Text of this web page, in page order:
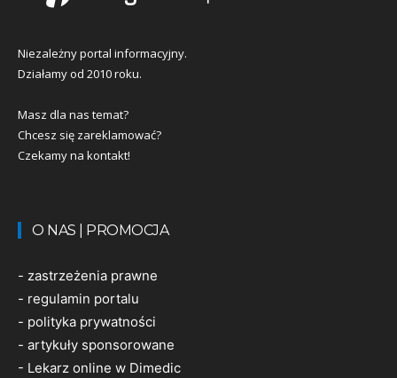
Niezależny portal informacyjny.
Działamy od 2010 roku.
Masz dla nas temat?
Chcesz się zareklamować?
Czekamy na kontakt!
O NAS | PROMOCJA
- zastrzeżenia prawne
- regulamin portalu
- polityka prywatności
- artykuły sponsorowane
- Lekarz online w Dimedic